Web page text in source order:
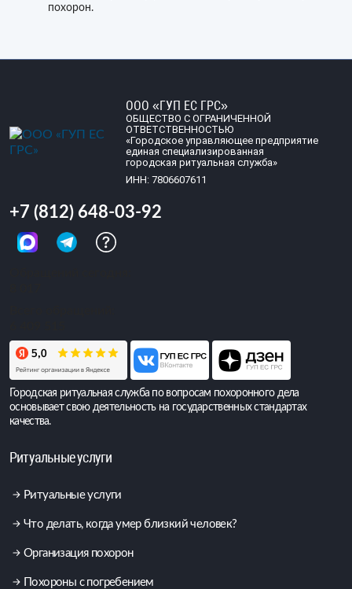
похорон.
ООО «ГУП ЕС ГРС»
ОБЩЕСТВО С ОГРАНИЧЕННОЙ
ОТВЕТСТВЕННОСТЬЮ
«Городское управляющее предприятие
единая специализированная
городская ритуальная служба»
ИНН: 7806607611
+7 (812) 648-03-92
Городская ритуальная служба по вопросам похоронного дела
основывает свою деятельность на государственных стандартах
качества.
Ритуальные услуги
Ритуальные услуги
Что делать, когда умер близкий человек?
Организация похорон
Похороны с погребением